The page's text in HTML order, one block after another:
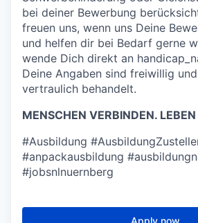
bei deiner Bewerbung
freuen uns, wenn uns Deine
und helfen dir bei Bedarf gerne
wende Dich direkt an
Deine Angaben sind freiwillig
vertraulich behandelt.
MENSCHEN VERBINDEN.
#Ausbildung
#anpackausbildung
#jobsnlnuernberg
Apply now